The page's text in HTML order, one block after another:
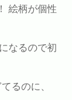
絵柄が個性
なるので初
るのに、